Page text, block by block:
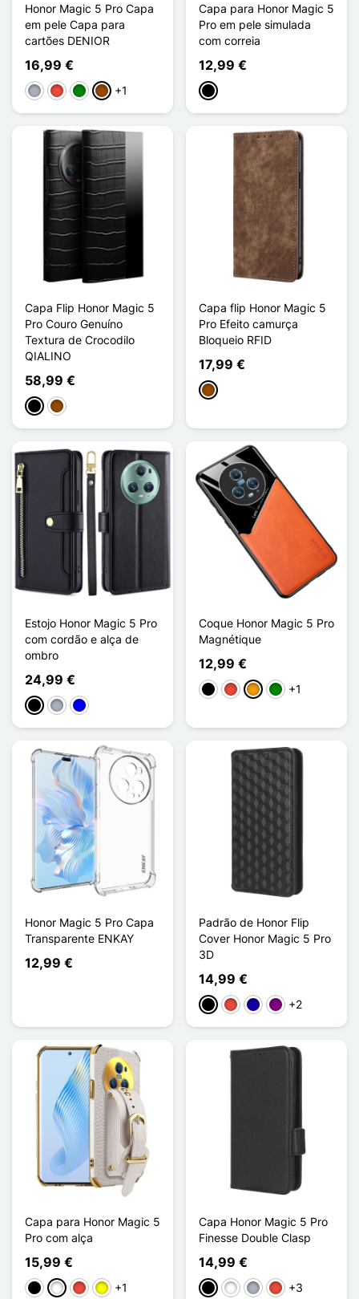
Honor Magic 5 Pro Capa
em pele Capa para
cartões DENIOR
16,99 €
CinzentoVermelho
VerdeCastanho
+1
Capa para Honor Magic 5
Pro em pele simulada
com correia
12,99 €
Preto
Capa Flip Honor Magic 5
Pro Couro Genuíno
Textura de Crocodilo
QIALINO
58,99 €
PretoCastanho
Capa flip Honor Magic 5
Pro Efeito camurça
Bloqueio RFID
17,99 €
Castanho
Estojo Honor Magic 5 Pro
com cordão e alça de
ombro
24,99 €
PretoCinzento
Azul
Coque Honor Magic 5 Pro
Magnétique
12,99 €
PretoVermelho
LaranjaVerde
+1
Honor Magic 5 Pro Capa
Transparente ENKAY
12,99 €
Padrão de Honor Flip
Cover Honor Magic 5 Pro
3D
14,99 €
PretoVermelhoAzul Escuro
Púrpura
+2
Capa para Honor Magic 5
Pro com alça
15,99 €
PretoBrancoVermelho
Amarelo
+1
Capa Honor Magic 5 Pro
Finesse Double Clasp
14,99 €
PretoBrancoCinzento
Vermelho
+3